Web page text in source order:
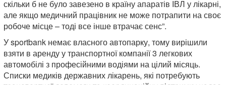
скільки б не було завезено в країну апаратів ІВЛ у лікарні,
але якщо медичний працівник не може потрапити на своє
робоче місце – тоді все інше втрачає сенс”.
У sportbank немає власного автопарку, тому вирішили
взяти в аренду у транспортної компанії 3 легкових
автомобілі з професійними водіями на цілий місяць.
Списки медиків державних лікарень, які потребують